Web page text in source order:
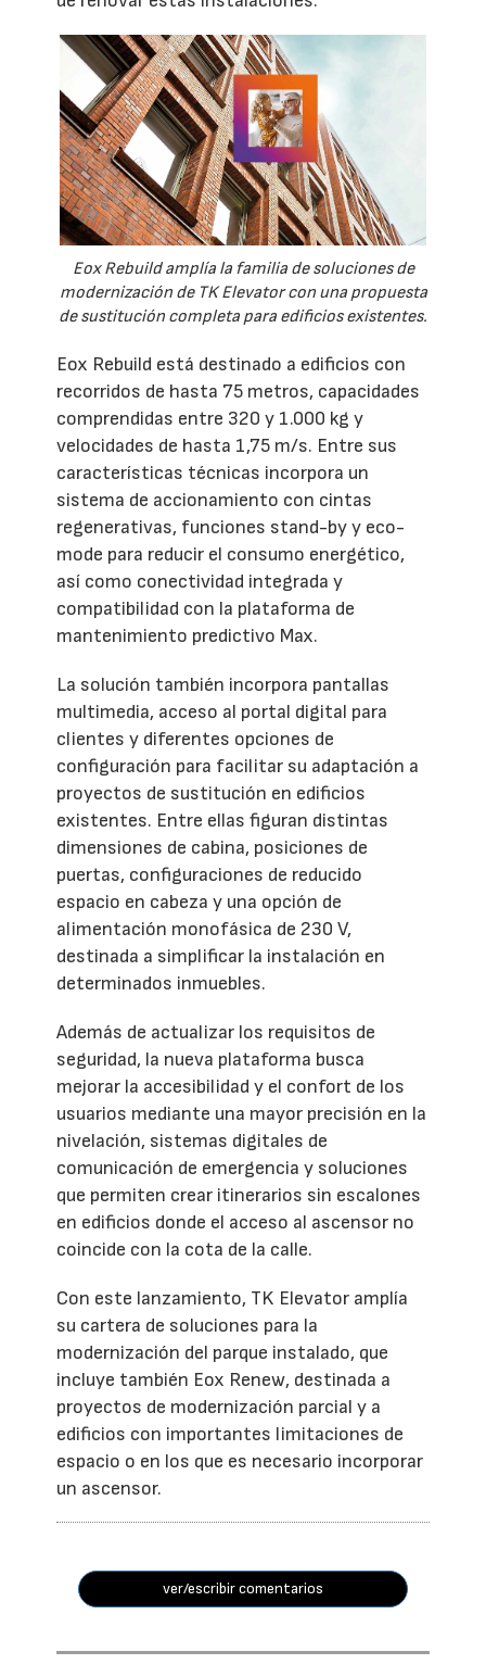
Eox Rebuild amplía la familia de soluciones de
modernización de TK Elevator con una propuesta
de sustitución completa para edificios existentes.
Eox Rebuild está destinado a edificios con
recorridos de hasta 75 metros, capacidades
comprendidas entre 320 y 1.000 kg y
velocidades de hasta 1,75 m/s. Entre sus
características técnicas incorpora un
sistema de accionamiento con cintas
regenerativas, funciones stand-by y eco-
mode para reducir el consumo energético,
así como conectividad integrada y
compatibilidad con la plataforma de
mantenimiento predictivo Max.
La solución también incorpora pantallas
multimedia, acceso al portal digital para
clientes y diferentes opciones de
configuración para facilitar su adaptación a
proyectos de sustitución en edificios
existentes. Entre ellas figuran distintas
dimensiones de cabina, posiciones de
puertas, configuraciones de reducido
espacio en cabeza y una opción de
alimentación monofásica de 230 V,
destinada a simplificar la instalación en
determinados inmuebles.
Además de actualizar los requisitos de
seguridad, la nueva plataforma busca
mejorar la accesibilidad y el confort de los
usuarios mediante una mayor precisión en la
nivelación, sistemas digitales de
comunicación de emergencia y soluciones
que permiten crear itinerarios sin escalones
en edificios donde el acceso al ascensor no
coincide con la cota de la calle.
Con este lanzamiento, TK Elevator amplía
su cartera de soluciones para la
modernización del parque instalado, que
incluye también Eox Renew, destinada a
proyectos de modernización parcial y a
edificios con importantes limitaciones de
espacio o en los que es necesario incorporar
un ascensor.
ver/escribir comentarios